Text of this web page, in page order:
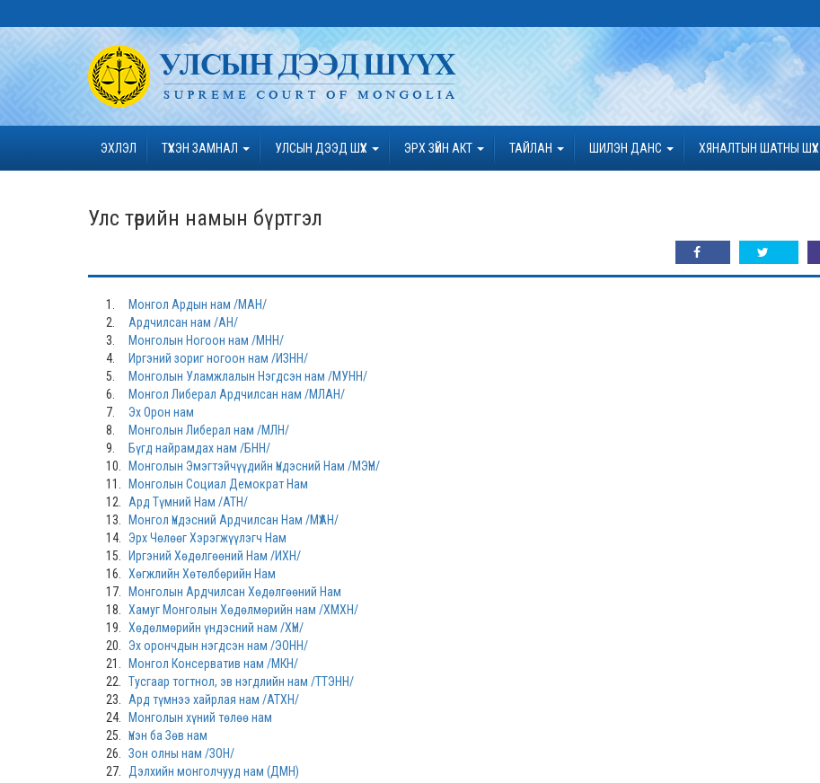
ЭХЛЭЛ ТҮҮХЭН ЗАМНАЛ УЛСЫН ДЭЭД ШҮҮХ ЭРХ ЗҮЙН АКТ ТАЙЛАН ШИЛЭН ДАНС ХЯНАЛТЫН ШАТНЫ
Улс төрийн намын бүртгэл
1.
Монгол Ардын нам /МАН/
2.
Ардчилсан нам /АН/
3.
Монголын Ногоон нам /МНН/
4.
Иргэний зориг ногоон нам /ИЗНН/
5.
Монголын Уламжлалын Нэгдсэн нам /МУНН/
6.
Монгол Либерал Ардчилсан нам /МЛАН/
7.
Эх Орон нам
8.
Монголын Либерал нам /МЛН/
9.
Бүгд найрамдах нам /БНН/
10.
Монголын Эмэгтэйчүүдийн Үндэсний Нам /МЭҮН/
11.
Монголын Социал Демократ Нам
12.
Ард Түмний Нам /АТН/
13.
Монгол Үндэсний Ардчилсан Нам /МҮАН/
14.
Эрх Чөлөөг Хэрэгжүүлэгч Нам
15.
Иргэний Хөдөлгөөний Нам /ИХН/
16.
Хөгжлийн Хөтөлбөрийн Нам
17.
Монголын Ардчилсан Хөдөлгөөний Нам
18.
Хамуг Монголын Хөдөлмөрийн нам /ХМХН/
19.
Хөдөлмөрийн үндэсний нам /ХҮН/
20.
Эх орончдын нэгдсэн нам /ЭОНН/
21.
Монгол Консерватив нам /МКН/
22.
Тусгаар тогтнол, эв нэгдлийн нам /ТТЭНН/
23.
Ард түмнээ хайрлая нам /АТХН/
24.
Монголын хүний төлөө нам
25.
Үнэн ба Зөв нам
26.
Зон олны нам /ЗОН/
27.
Дэлхийн монголчууд нам (ДМН)